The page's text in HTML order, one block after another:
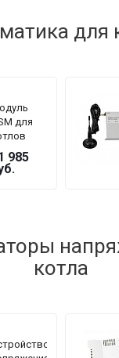
для
для
серии
MK
985
котла